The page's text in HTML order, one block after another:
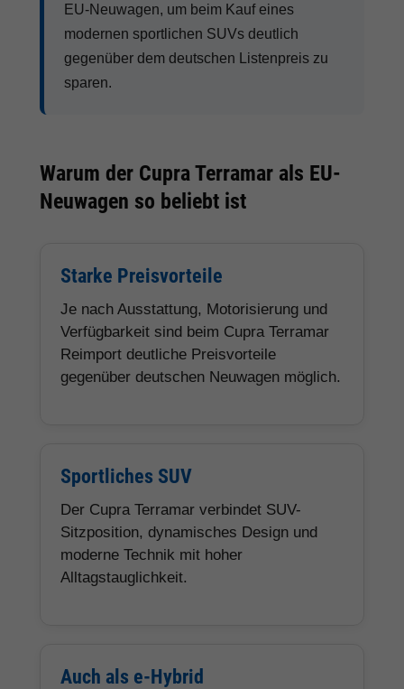
EU-Neuwagen, um beim Kauf eines
modernen sportlichen SUVs deutlich
gegenüber dem deutschen Listenpreis zu
sparen.
Warum der Cupra Terramar als EU-
Neuwagen so beliebt ist
Starke Preisvorteile
Je nach Ausstattung, Motorisierung und
Verfügbarkeit sind beim Cupra Terramar
Reimport deutliche Preisvorteile
gegenüber deutschen Neuwagen möglich.
Sportliches SUV
Der Cupra Terramar verbindet SUV-
Sitzposition, dynamisches Design und
moderne Technik mit hoher
Alltagstauglichkeit.
Auch als e-Hybrid